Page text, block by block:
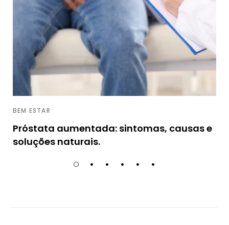
BEM ESTAR
Próstata aumentada: sintomas, causas e
soluções naturais.